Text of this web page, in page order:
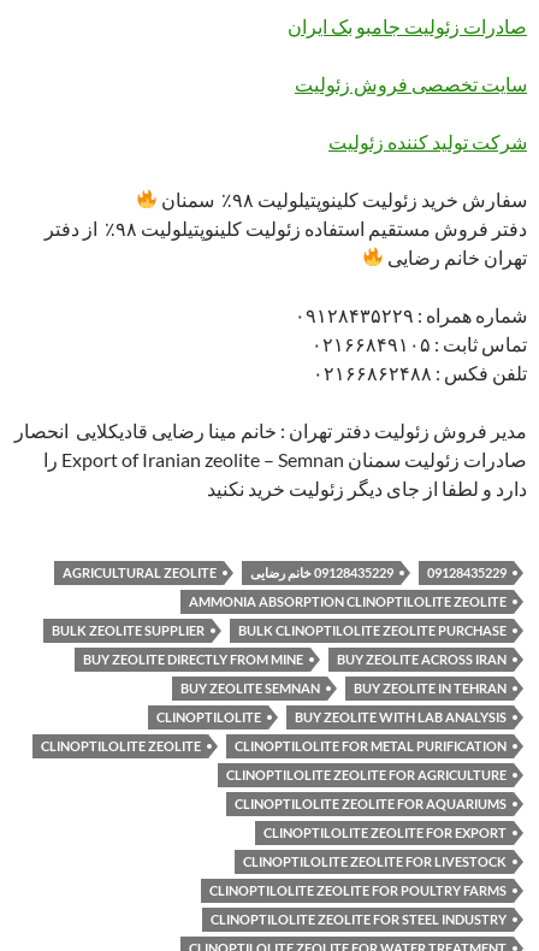
صادرات زئولیت جامبو بک ایران
سایت تخصصی فروش زئولیت
شرکت تولید کننده زئولیت
سفارش خرید زئولیت کلینوپتیلولیت ۹۸٪ سمنان
دفتر فروش مستقیم استفاده زئولیت کلینوپتیلولیت ۹۸٪ از دفتر
تهران خانم رضایی
شماره همراه : ۰۹۱۲۸۴۳۵۲۲۹
تماس ثابت : ۰۲۱۶۶۸۴۹۱۰۵
تلفن فکس : ۰۲۱۶۶۸۶۲۴۸۸
مدیر فروش زئولیت دفتر تهران : خانم مینا رضایی قادیکلایی انحصار
صادرات زئولیت سمنان Export of Iranian zeolite – Semnan را
دارد و لطفا از جای دیگر زئولیت خرید نکنید
09128435229 09128435229 خانم رضایی
AGRICULTURAL ZEOLITE
AMMONIA ABSORPTION CLINOPTILOLITE ZEOLITE
BULK CLINOPTILOLITE ZEOLITE PURCHASE
BULK ZEOLITE SUPPLIER
BUY ZEOLITE ACROSS IRAN
BUY ZEOLITE DIRECTLY FROM MINE
BUY ZEOLITE IN TEHRAN
BUY ZEOLITE SEMNAN
BUY ZEOLITE WITH LAB ANALYSIS
CLINOPTILOLITE
CLINOPTILOLITE FOR METAL PURIFICATION
CLINOPTILOLITE ZEOLITE
CLINOPTILOLITE ZEOLITE FOR AGRICULTURE
CLINOPTILOLITE ZEOLITE FOR AQUARIUMS
CLINOPTILOLITE ZEOLITE FOR EXPORT
CLINOPTILOLITE ZEOLITE FOR LIVESTOCK
CLINOPTILOLITE ZEOLITE FOR POULTRY FARMS
CLINOPTILOLITE ZEOLITE FOR STEEL INDUSTRY
CLINOPTILOLITE ZEOLITE FOR WATER TREATMENT